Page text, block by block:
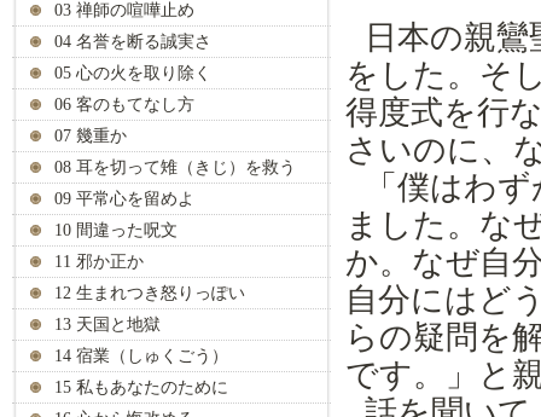
03 禅師の喧嘩止め
04 名誉を断る誠実さ
05 心の火を取り除く
06 客のもてなし方
07 幾重か
08 耳を切って雉（きじ）を救う
09 平常心を留めよ
10 間違った呪文
11 邪か正か
12 生まれつき怒りっぽい
13 天国と地獄
14 宿業（しゅくごう）
15 私もあなたのために
日本の親
をした。そ
得度式を行
さいのに、
「僕はわ
まし た。な
か。なぜ自
自分にはど
らの疑問を
です。」と